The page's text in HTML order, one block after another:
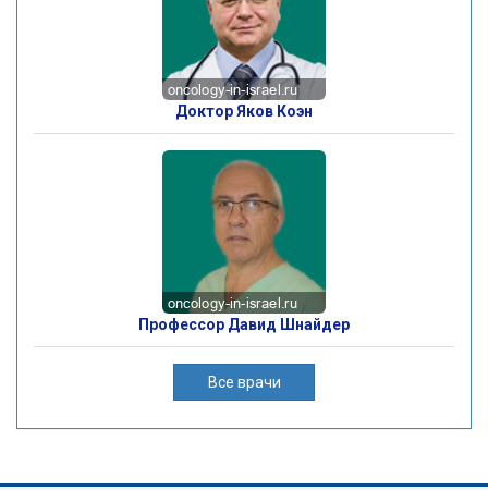
Доктор Яков Коэн
Профессор Давид Шнайдер
Все врачи